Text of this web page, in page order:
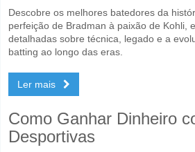
Descobre os melhores batedores da
perfeição de Bradman à paixão de Kohli,
detalhadas sobre técnica, legado e a
batting ao longo das eras.
Ler mais
Como Ganhar Dinheiro
Desportivas